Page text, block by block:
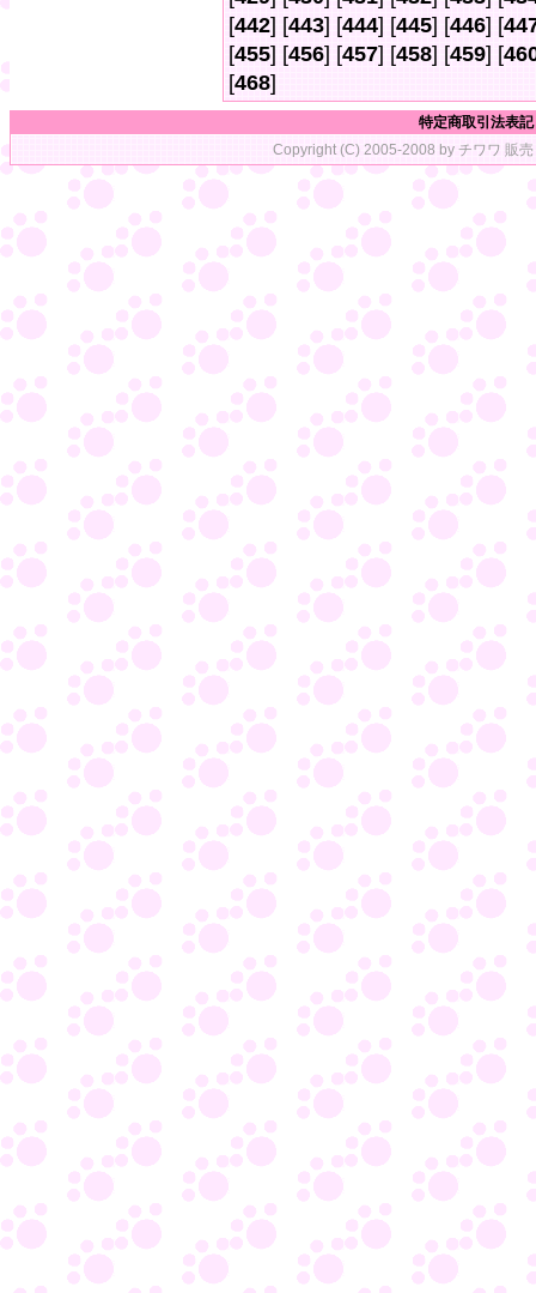
[442] [443] [444] [445] [446] [
[455] [456] [457] [458] [459] [
[468]
特定商取引法表記
Copyright (C) 2005-2008 by チワワ 販